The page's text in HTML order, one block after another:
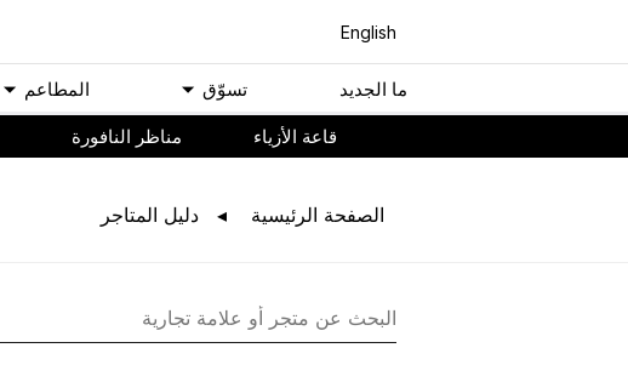
English
ﻣﺎ اﻟﺠﺪﻳﺪ ﺗﺴﻮّﻕ اﻟﻤﻄﺎﻋﻢ
ﻗﺎﻋﺔ اﻷﺯﻳﺎء مناظر النافورة
اﻟﺼﻔﺤﺔ اﻟﺮﺋﻴﺴﻴﺔ ﺩﻟﻴﻞ اﻟﻤﺘﺎﺟﺮ